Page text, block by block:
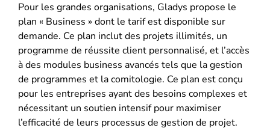
Pour les grandes organisations, Gladys propose le
plan « Business » dont le tarif est disponible sur
demande. Ce plan inclut des projets illimités, un
programme de réussite client personnalisé, et l’accès
à des modules business avancés tels que la gestion
de programmes et la comitologie. Ce plan est conçu
pour les entreprises ayant des besoins complexes et
nécessitant un soutien intensif pour maximiser
l’efficacité de leurs processus de gestion de projet.